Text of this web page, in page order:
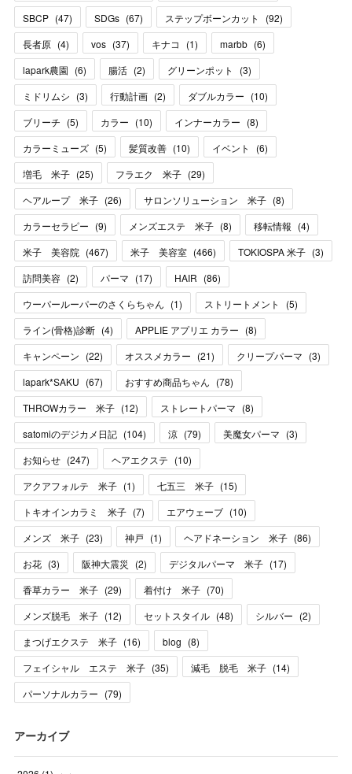
SBCP (47) SDGs (67) ステップボーンカット (92)
長者原 (4) vos (37) キナコ (1) marbb (6)
lapark農園 (6) 腸活 (2) グリーンポット (3)
ミドリムシ (3) 行動計画 (2) ダブルカラー (10)
ブリーチ (5) カラー (10) インナーカラー (8)
カラーミューズ (5) 髪質改善 (10) イベント (6)
増毛 米子 (25) フラエク 米子 (29)
ヘアループ 米子 (26) サロンソリューション 米子 (8)
カラーセラピー (9) メンズエステ 米子 (8) 移転情報 (4)
米子 美容院 (467) 米子 美容室 (466) TOKIOSPA 米子 (3)
訪問美容 (2) パーマ (17) HAIR (86)
ウーパールーパーのさくらちゃん (1) ストリートメント (5)
ライン(骨格)診断 (4) APPLIE アプリエ カラー (8)
キャンペーン (22) オススメカラー (21) クリープパーマ (3)
lapark*SAKU (67) おすすめ商品ちゃん (78)
THROWカラー 米子 (12) ストレートパーマ (8)
satomiのデジカメ日記 (104) 涼 (79) 美魔女パーマ (3)
お知らせ (247) ヘアエクステ (10)
アクアフォルテ 米子 (1) 七五三 米子 (15)
トキオインカラミ 米子 (7) エアウェーブ (10)
メンズ 米子 (23) 神戸 (1) ヘアドネーション 米子 (86)
お花 (3) 阪神大震災 (2) デジタルパーマ 米子 (17)
香草カラー 米子 (29) 着付け 米子 (70)
メンズ脱毛 米子 (12) セットスタイル (48) シルバー (2)
まつげエクステ 米子 (16) blog (8)
フェイシャル エステ 米子 (35) 減毛 脱毛 米子 (14)
パーソナルカラー (79)
アーカイブ